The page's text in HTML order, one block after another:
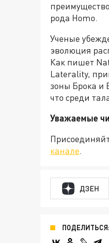
рода Homo.
Ученые
эволюция
Как пишет
Laterality,
зоны Брока и
что среди
Уважаемые
канале.
ДЗЕН
ПОДЕЛИТЬСЯ: